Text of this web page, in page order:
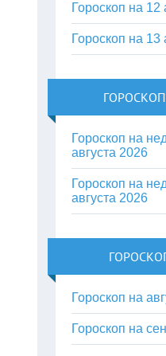
Гороскоп на 12
Гороскоп на 13
Гороскоп на
августа 2026
Гороскоп на
августа 2026
Гороскоп на
Гороскоп на